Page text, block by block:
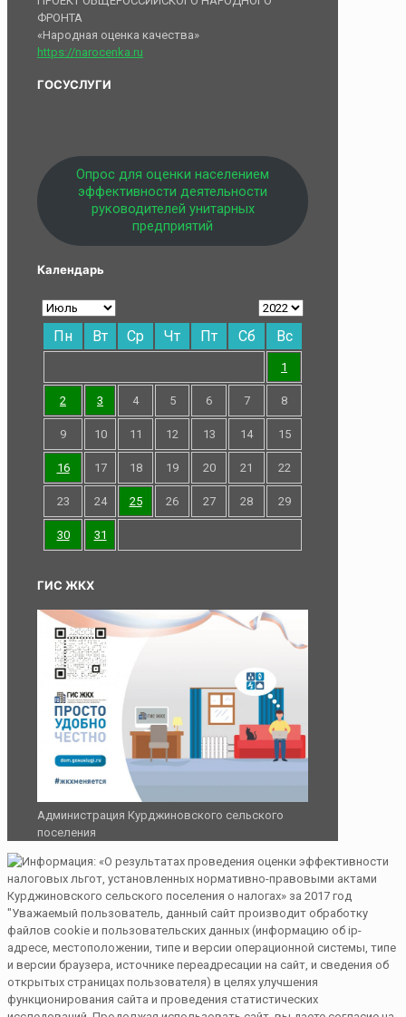
ФРОНТА
«Народная оценка качества»
https://narocenka.ru
ГОСУСЛУГИ
Опрос для оценки населением
эффективности деятельности
руководителей унитарных
предприятий
Календарь
Пн Вт Ср Чт Пт Сб Вс
1
2 3 4 5 6 7 8
9 10 11 12 13 14 15
16 17 18 19 20 21 22
23 24 25 26 27 28 29
30 31
ГИС ЖКХ
Администрация Курджиновского сельского
поселения
"Уважаемый пользователь, данный сайт производит обработку
файлов cookie и пользовательских данных (информацию об ip-
адресе, местоположении, типе и версии операционной системы, типе
и версии браузера, источнике переадресации на сайт, и сведения об
открытых страницах пользователя) в целях улучшения
функционирования сайта и проведения статистических